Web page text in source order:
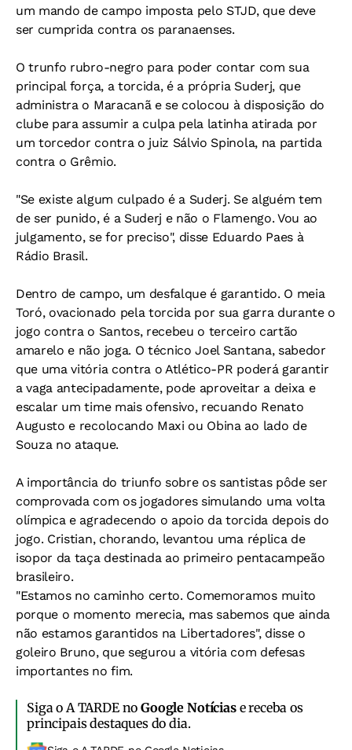
um mando de campo imposta pelo STJD, que deve
ser cumprida contra os paranaenses.
O trunfo rubro-negro para poder contar com sua
principal força, a torcida, é a própria Suderj, que
administra o Maracanã e se colocou à disposição do
clube para assumir a culpa pela latinha atirada por
um torcedor contra o juiz Sálvio Spinola, na partida
contra o Grêmio.
"Se existe algum culpado é a Suderj. Se alguém tem
de ser punido, é a Suderj e não o Flamengo. Vou ao
julgamento, se for preciso", disse Eduardo Paes à
Rádio Brasil.
Dentro de campo, um desfalque é garantido. O meia
Toró, ovacionado pela torcida por sua garra durante o
jogo contra o Santos, recebeu o terceiro cartão
amarelo e não joga. O técnico Joel Santana, sabedor
que uma vitória contra o Atlético-PR poderá garantir
a vaga antecipadamente, pode aproveitar a deixa e
escalar um time mais ofensivo, recuando Renato
Augusto e recolocando Maxi ou Obina ao lado de
Souza no ataque.
A importância do triunfo sobre os santistas pôde ser
comprovada com os jogadores simulando uma volta
olímpica e agradecendo o apoio da torcida depois do
jogo. Cristian, chorando, levantou uma réplica de
isopor da taça destinada ao primeiro pentacampeão
brasileiro.
"Estamos no caminho certo. Comemoramos muito
porque o momento merecia, mas sabemos que ainda
não estamos garantidos na Libertadores", disse o
goleiro Bruno, que segurou a vitória com defesas
importantes no fim.
Siga o A TARDE noGoogle Notíciase receba os
principais destaques do dia.